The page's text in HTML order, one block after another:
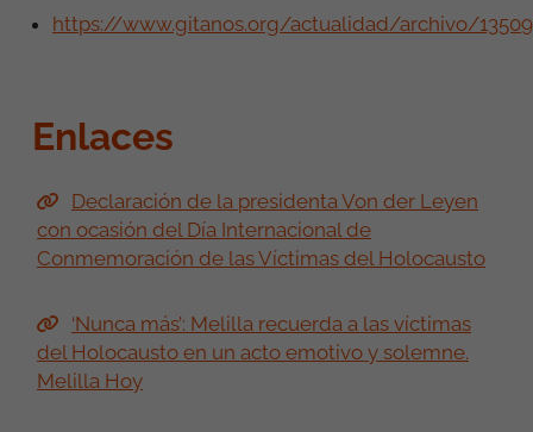
https://www.gitanos.org/actualidad/archivo/
Enlaces
Declaración de la presidenta Von der Leyen
con ocasión del Día Internacional de
Conmemoración de las Víctimas del Holocausto
‘Nunca más’: Melilla recuerda a las víctimas
del Holocausto en un acto emotivo y solemne.
Melilla Hoy